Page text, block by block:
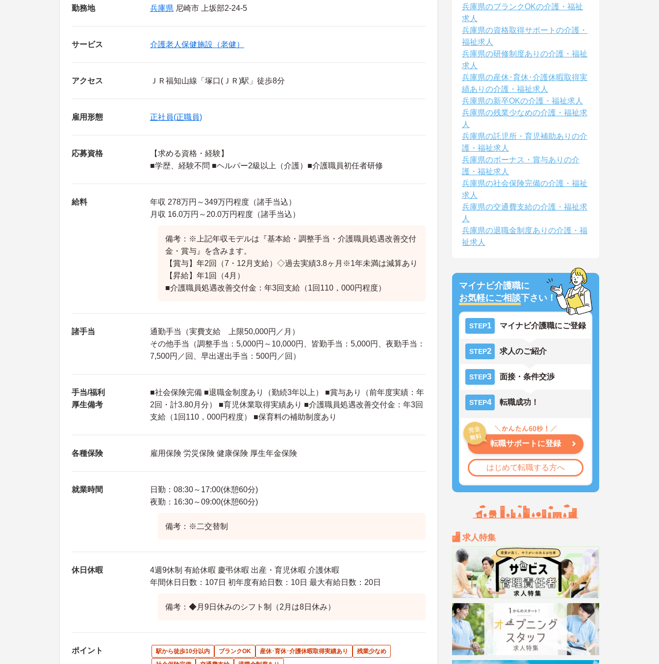
勤務地 兵庫県 尼崎市 上坂部2-24-5
サービス 介護老人保健施設（老健）
アクセス ＪＲ福知山線「塚口(ＪＲ)駅」徒歩8分
雇用形態 正社員(正職員)
応募資格
【求める資格・経験】
■学歴、経験不問 ■ヘルパー2級以上（介護）■介護職員初任者研修
給料
年収 278万円～349万円程度（諸手当込）
月収 16.0万円～20.0万円程度（諸手当込）
備考：※上記年収モデルは『基本給・調整手当・介護職員処遇改善交付
金・賞与』を含みます。
【賞与】年2回（7・12月支給）◇過去実績3.8ヶ月※1年未満は減算あり
【昇給】年1回（4月）
■介護職員処遇改善交付金：年3回支給（1回110，000円程度）
諸手当
通勤手当（実費支給 上限50,000円／月）
その他手当（調整手当：5,000円～10,000円、皆勤手当：5,000円、夜勤手当：
7,500円／回、早出遅出手当：500円／回）
手当/福利
厚生備考
■社会保険完備 ■退職金制度あり（勤続3年以上） ■賞与あり（前年度実績：年
2回・計3.80月分） ■育児休業取得実績あり ■介護職員処遇改善交付金：年3回
支給（1回110，000円程度） ■保育料の補助制度あり
各種保険 雇用保険 労災保険 健康保険 厚生年金保険
就業時間
日勤：08:30～17:00(休憩60分)
夜勤：16:30～09:00(休憩60分)
備考：※二交替制
休日休暇
4週9休制 有給休暇 慶弔休暇 出産・育児休暇 介護休暇
年間休日日数：107日 初年度有給日数：10日 最大有給日数：20日
備考：◆月9日休みのシフト制（2月は8日休み）
ポイント 駅から徒歩10分以内 ブランクOK 産休･育休･介護休暇取得実績あり
残業少なめ
兵庫県のブランクOKの介護・福祉
求人
兵庫県の資格取得サポートの介護・
福祉求人
兵庫県の研修制度ありの介護・福祉
求人
兵庫県の産休･育休･介護休暇取得実
績ありの介護・福祉求人
兵庫県の新卒OKの介護・福祉求人
兵庫県の残業少なめの介護・福祉求
人
兵庫県の託児所・育児補助ありの介
護・福祉求人
兵庫県のボーナス・賞与ありの介
護・福祉求人
兵庫県の社会保険完備の介護・福祉
求人
兵庫県の交通費支給の介護・福祉求
人
兵庫県の退職金制度ありの介護・福
祉求人
マイナビ介護職に
お気軽にご相談下さい！
STEP1 マイナビ介護職にご登録
STEP2 求人のご紹介
STEP3 面接・条件交渉
STEP4 転職成功！
転職サポートに登録
はじめて転職する方へ
求人特集